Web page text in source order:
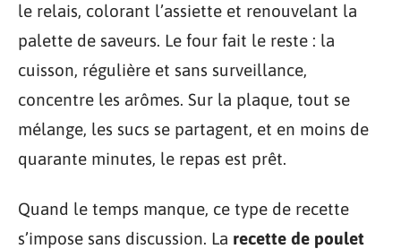
le relais, colorant l’assiette et renouvelant la
palette de saveurs. Le four fait le reste : la
cuisson, régulière et sans surveillance,
concentre les arômes. Sur la plaque, tout se
mélange, les sucs se partagent, et en moins de
quarante minutes, le repas est prêt.
Quand le temps manque, ce type de recette
s’impose sans discussion. La recette de poulet